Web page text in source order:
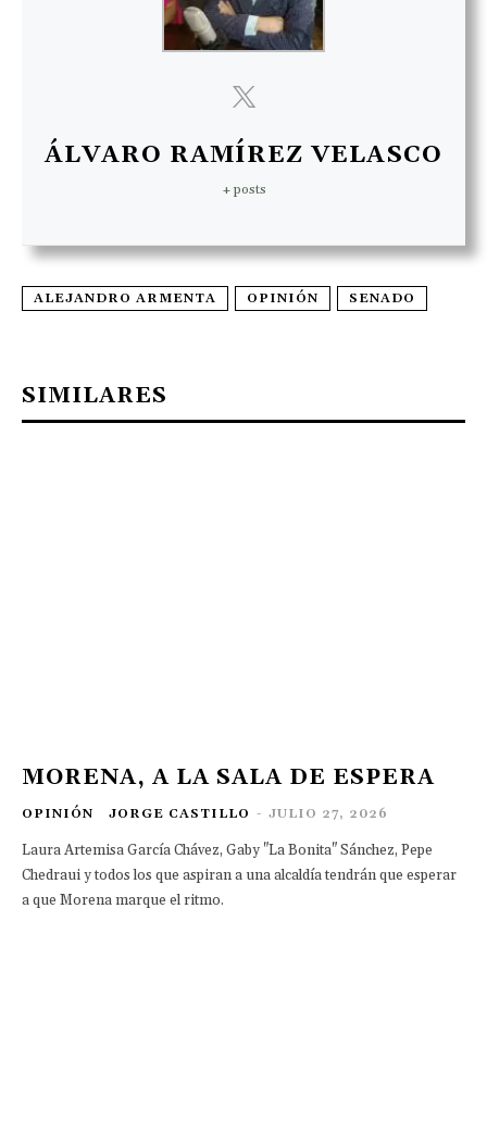
ÁLVARO RAMÍREZ VELASCO
+ posts
ALEJANDRO ARMENTA OPINIÓN SENADO
SIMILARES
MORENA, A LA SALA DE ESPERA
OPINIÓN JORGE CASTILLO - JULIO 27, 2026
Laura Artemisa García Chávez, Gaby "La Bonita" Sánchez, Pepe
Chedraui y todos los que aspiran a una alcaldía tendrán que esperar
a que Morena marque el ritmo.